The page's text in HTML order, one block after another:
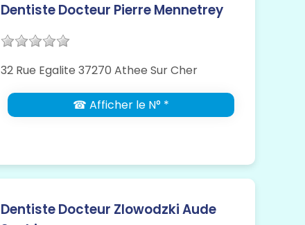
Dentiste Docteur Pierre Mennetrey
32 Rue Egalite 37270 Athee Sur Cher
☎ Afficher le N° *
Dentiste Docteur Zlowodzki Aude